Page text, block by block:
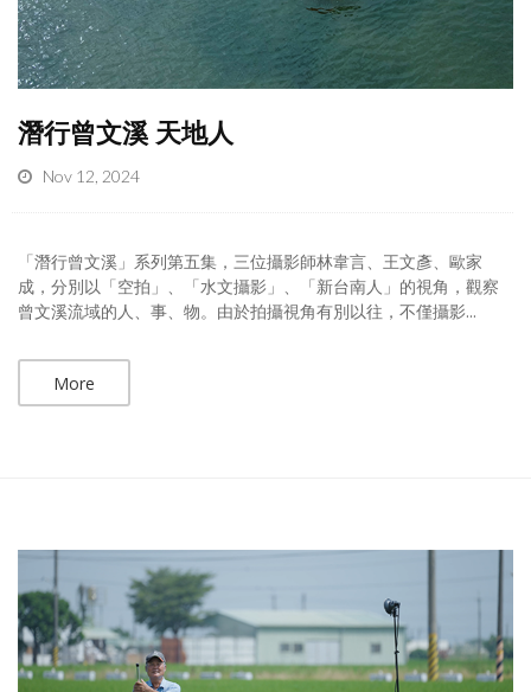
潛行曾文溪 天地人
Nov 12, 2024
「潛行曾文溪」系列第五集，三位攝影師林韋言、王文彥、歐家
成，分別以「空拍」、「水文攝影」、「新台南人」的視角，觀察
曾文溪流域的人、事、物。由於拍攝視角有別以往，不僅攝影...
More